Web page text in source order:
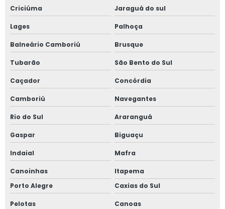
Relatório de comissionamento de relés
Relatório técnico de inspeção das instalações elétricas
Serviços de engenharia comissionamento elétrico
Spda laudo técnico
Subestação de energia
Subestação de energia elétrica
Subestação de energia para indústrias
Subestação de energia projeto
Supervisão de obra
Criciúma Jaraguá do sul
Lages Palhoça
Balneário Camboriú Brusque
Tubarão São Bento do Sul
Caçador Concórdia
Camboriú Navegantes
Rio do Sul Araranguá
Gaspar Biguaçu
Indaial Mafra
Canoinhas
Itapema
Porto Alegre
Caxias do Sul
Pelotas Canoas